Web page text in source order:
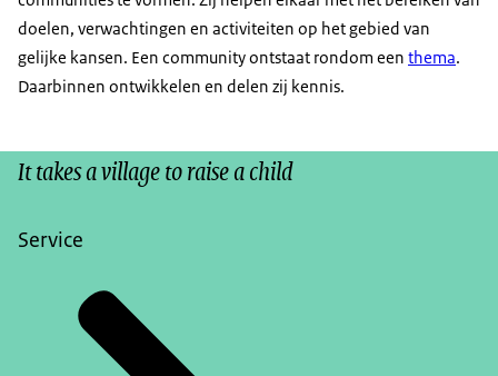
doelen, verwachtingen en activiteiten op het gebied van
gelijke kansen. Een community ontstaat rondom een thema.
Daarbinnen ontwikkelen en delen zij kennis.
It takes a village to raise a child
Service